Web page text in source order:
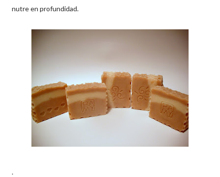
nutre en profundidad.
.